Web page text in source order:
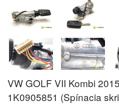
VW GOLF VII Kombi
1K0905851 (Spínacia